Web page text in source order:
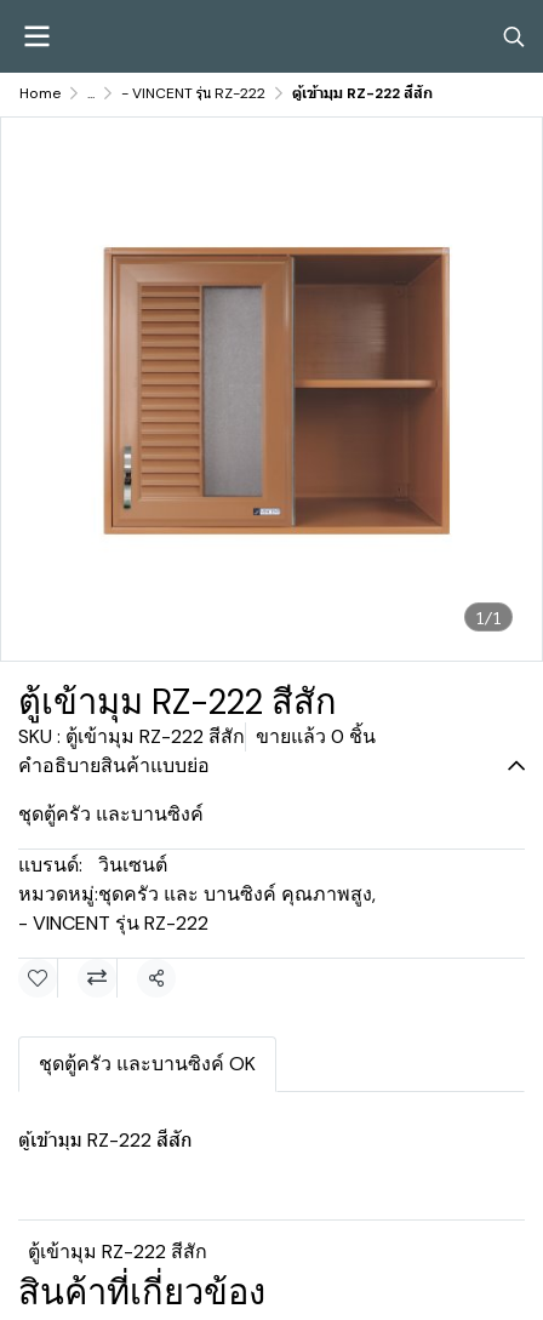
Home ... - VINCENT รุ่น RZ-222 ตู้เข้ามุม RZ-222 สีสัก
1/1
ตู้เข้ามุม RZ-222 สีสัก
SKU : ตู้เข้ามุม RZ-222 สีสัก ขายแล้ว 0 ชิ้น
คำอธิบายสินค้าแบบย่อ
ชุดตู้ครัว และบานซิงค์
แบรนด์:
วินเซนต์
หมวดหมู่:ชุดครัว และ บานซิงค์ คุณภาพสูง,
- VINCENT รุ่น RZ-222
แชร์
ชุดตู้ครัว และบานซิงค์ OK
ตู้เข้ามุม RZ-222 สีสัก
ตู้เข้ามุม RZ-222 สีสัก
สินค้าที่เกี่ยวข้อง